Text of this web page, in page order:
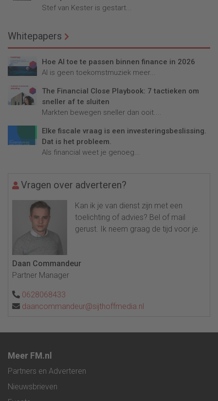
Stef van Kester is gestart...
Whitepapers
Hoe AI toe te passen binnen finance in 2026
AI is geen toekomstmuziek meer...
The Financial Close Playbook: 7 tactieken om
sneller af te sluiten
Markten bewegen sneller dan ooit....
Elke fiscale vraag is een investeringsbeslissing.
Dat is het probleem.
Als financial weet je genoeg...
Vragen over adverteren?
Kan ik je van dienst zijn met een
toelichting of advies? Bel of mail
gerust. Ik neem graag de tijd voor je.
Daan Commandeur
Partner Manager
0628068433
daancommandeur@sijthoffmedia.nl
Meer FM.nl
Partners en Adverteren
Nieuwsbrieven